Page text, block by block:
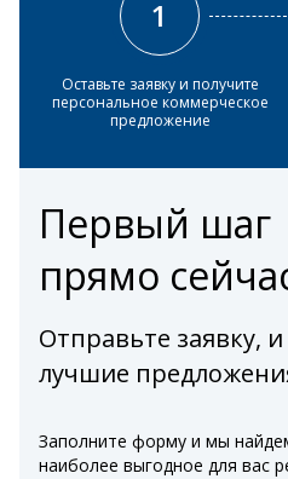
1
Оставьте заявку и получите
персональное коммерческое
предложение
Первый шаг
прямо
Отправьте заявку,
лучшие
Заполните форму и мы
наиболее выгодное для вас